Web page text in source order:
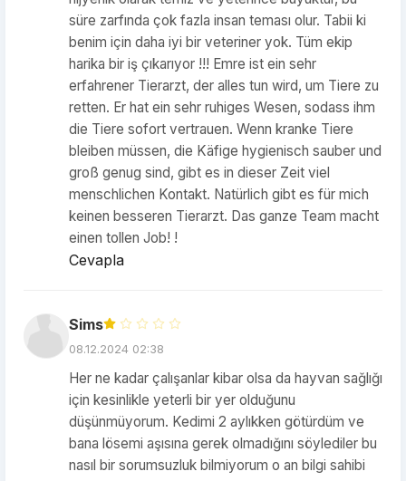
süre zarfında çok fazla insan teması olur. Tabii ki
benim için daha iyi bir veteriner yok. Tüm ekip
harika bir iş çıkarıyor !!! Emre ist ein sehr
erfahrener Tierarzt, der alles tun wird, um Tiere zu
retten. Er hat ein sehr ruhiges Wesen, sodass ihm
die Tiere sofort vertrauen. Wenn kranke Tiere
bleiben müssen, die Käfige hygienisch sauber und
groß genug sind, gibt es in dieser Zeit viel
menschlichen Kontakt. Natürlich gibt es für mich
keinen besseren Tierarzt. Das ganze Team macht
einen tollen Job! !
Cevapla
Sims
08.12.2024 02:38
Her ne kadar çalışanlar kibar olsa da hayvan sağlığı
için kesinlikle yeterli bir yer olduğunu
düşünmüyorum. Kedimi 2 aylıkken götürdüm ve
bana lösemi aşısına gerek olmadığını söylediler bu
nasıl bir sorumsuzluk bilmiyorum o an bilgi sahibi